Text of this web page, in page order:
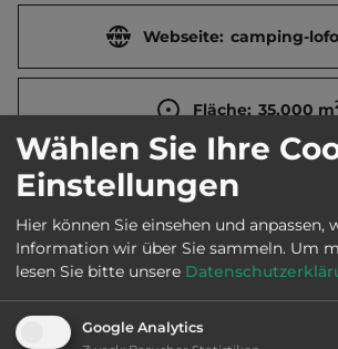
Webseite: camping-
Fläche: 35.000 m
Öffnungszeiten:
Telefon: 0047
Wählen Sie Ihre
Einstellungen
Hier können Sie einsehen und anpassen,
Information wir über Sie sammeln. Um
lesen Sie bitte unsere
Google Analytics